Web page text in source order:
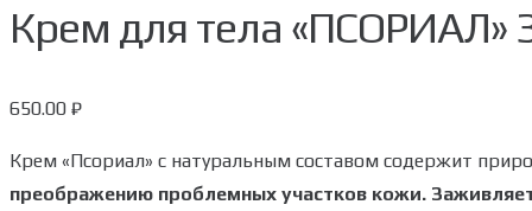
Крем для тела «ПСОРИАЛ»
650.00 ₽
Крем «Псориал» с натуральным составом содержит
преображению проблемных участков кожи.